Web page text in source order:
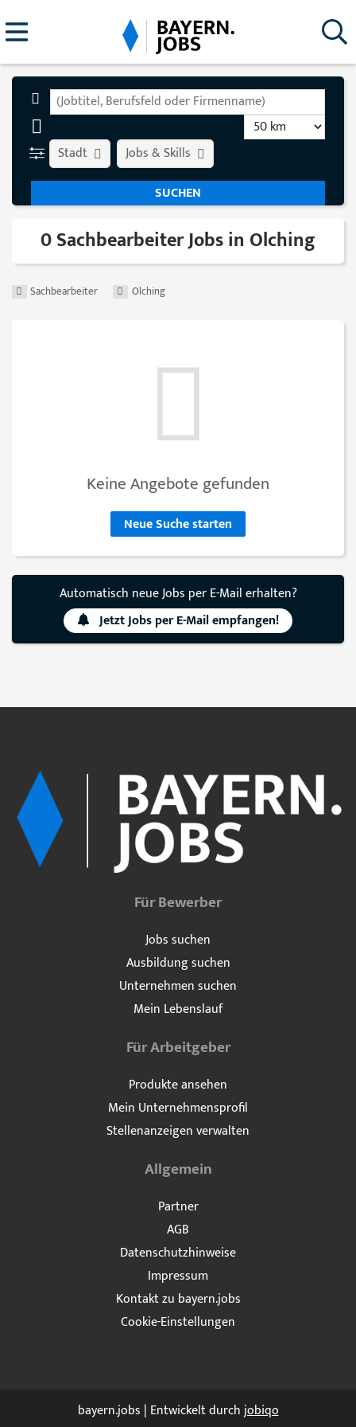
Stadt Jobs & Skills
0 Sachbearbeiter Jobs in Olching
Sachbearbeiter Olching
Keine Angebote gefunden
Neue Suche starten
Automatisch neue Jobs per E-Mail erhalten?
Jetzt Jobs per E-Mail empfangen!
Für Bewerber
Jobs suchen
Ausbildung suchen
Unternehmen suchen
Mein Lebenslauf
Für Arbeitgeber
Produkte ansehen
Mein Unternehmensprofil
Stellenanzeigen verwalten
Allgemein
Partner
AGB
Datenschutzhinweise
Impressum
Kontakt zu bayern.jobs
Cookie-Einstellungen
bayern.jobs | Entwickelt durchjobiqo